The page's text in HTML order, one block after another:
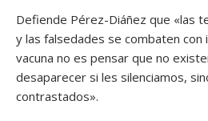
Defiende Pérez-Diáñez que «las
y las falsedades se combaten con
vacuna no es pensar que no
desaparecer si les silenciamos,
contrastados».